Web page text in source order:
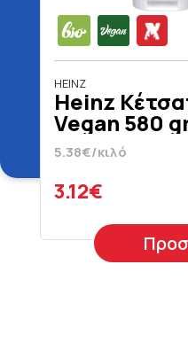
HEINZ
Heinz
Vegan 580
5.38€/κιλό
3.12€